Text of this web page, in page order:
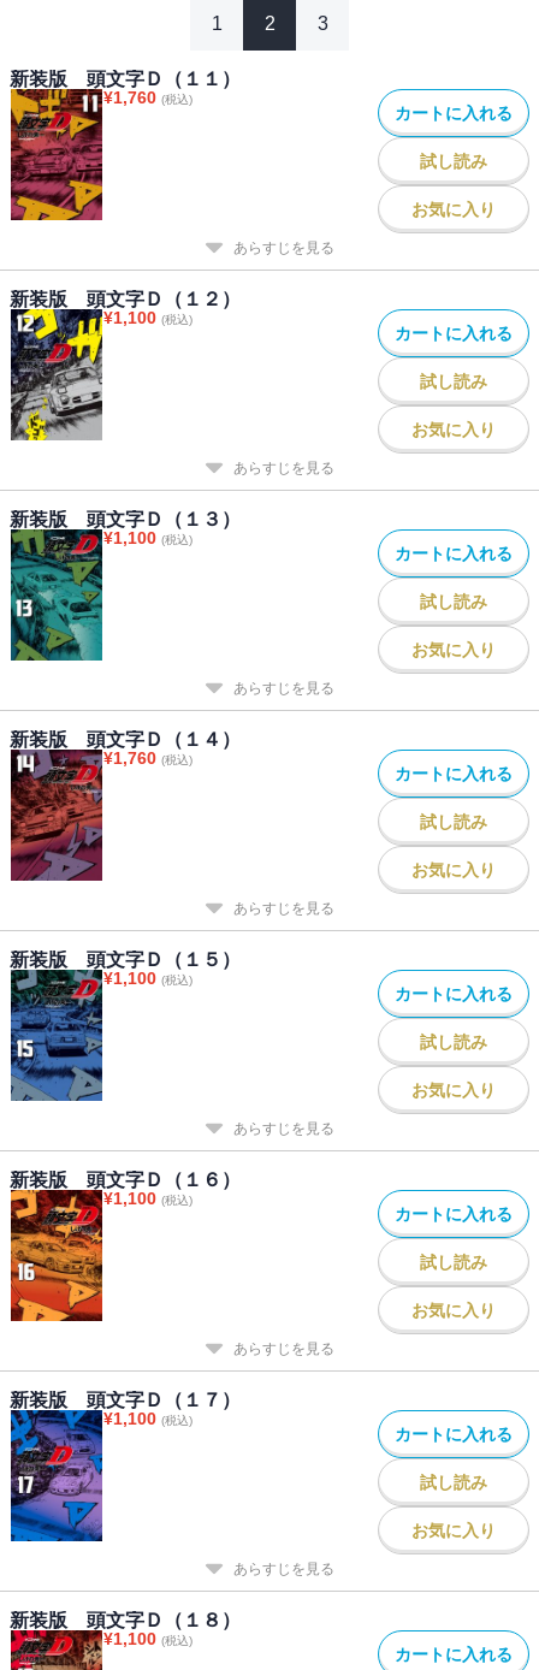
1 2 3
新装版 頭文字Ｄ（１１）
¥1,760 (税込)
カートに入れる
試し読み
お気に入り
あらすじを見る
新装版 頭文字Ｄ（１２）
¥1,100 (税込)
カートに入れる
試し読み
お気に入り
あらすじを見る
新装版 頭文字Ｄ（１３）
¥1,100 (税込)
カートに入れる
試し読み
お気に入り
あらすじを見る
新装版 頭文字Ｄ（１４）
¥1,760 (税込)
カートに入れる
試し読み
お気に入り
あらすじを見る
新装版 頭文字Ｄ（１５）
¥1,100 (税込)
カートに入れる
試し読み
お気に入り
あらすじを見る
新装版 頭文字Ｄ（１６）
¥1,100 (税込)
カートに入れる
試し読み
お気に入り
あらすじを見る
新装版 頭文字Ｄ（１７）
¥1,100 (税込)
カートに入れる
試し読み
お気に入り
あらすじを見る
新装版 頭文字Ｄ（１８）
¥1,100 (税込)
カートに入れる